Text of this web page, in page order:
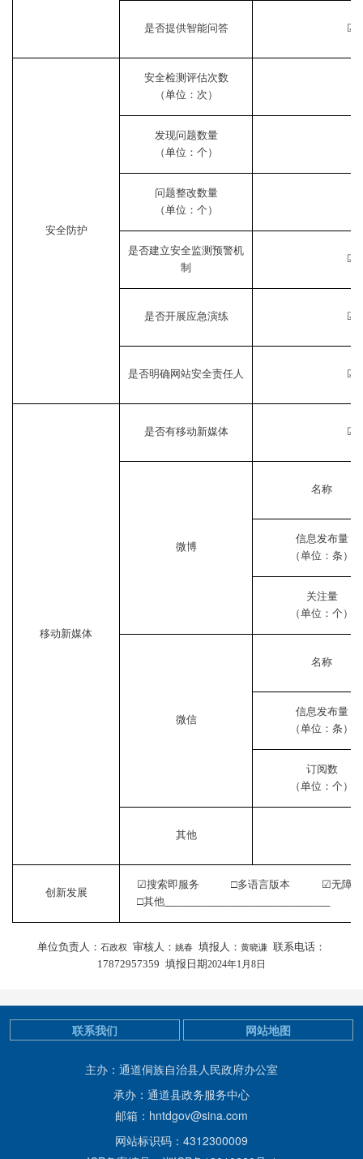
是否提供智能问答 ☑
安全防护
安全检测评估次数
（单位：次）
发现问题数量
（单位：个）
问题整改数量
（单位：个）
是否建立安全监测预警机
制
☑
是否开展应急演练 ☑
是否明确网站安全责任人 ☑
移动新媒体
是否有移动新媒体 ☑
微博
名称
信息发布量
（单位：条）
关注量
（单位：个）
微信
名称
信息发布量
（单位：条）
订阅数
（单位：个）
其他
创新发展
☑搜索即服务 □多语言版本 ☑无
□其他__________________________________
单位负责人： 石政权 审核人： 姚春 填报人： 黄晓谦
联系电话：
17872957359 填报日期2024年1月8日
主办：通道侗族自治县人民政府办公室
承办：通道县政务服务中心
邮箱：hntdgov@sina.com
网站标识码：4312300009
联系我们 网站地图